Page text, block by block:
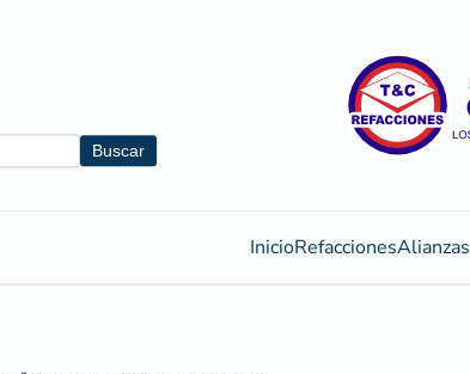
Buscar
InicioRefaccionesAlianzas